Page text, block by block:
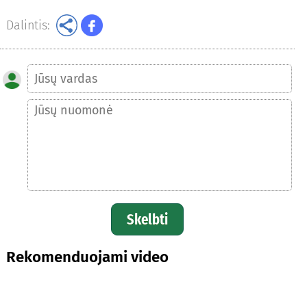
Dalintis:
Skelbti
Rekomenduojami video